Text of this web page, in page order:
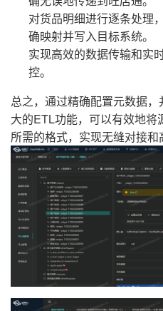
对货品明细进行逐条处理
确映射并写入目标系统。
实现高效的数据传输和实
控。
总之，通过精确配置元数据
大的ETL功能，可以有效地
所需的格式，实现无缝对接和